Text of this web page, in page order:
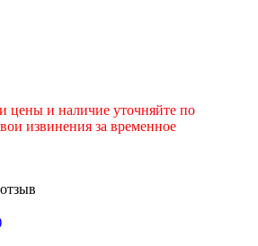
цены и наличие уточняйте по
извинения за временное